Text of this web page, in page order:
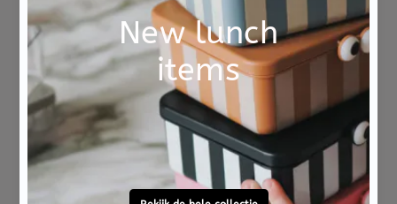
Not good?
Money Back
Ordered before 15:00,
tomorrow at home
To ask?
Call 0572 - 700 203